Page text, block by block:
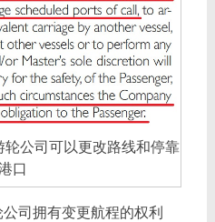
公司可以更改路线和停靠
口
司拥有变更航程的权利